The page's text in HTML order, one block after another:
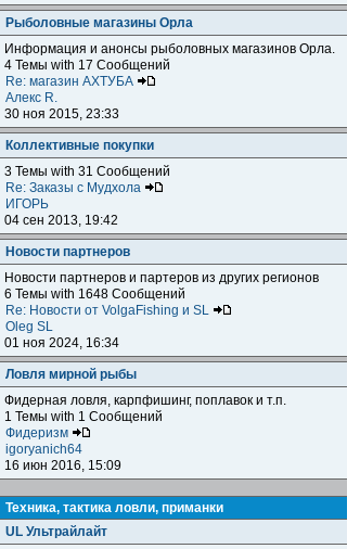
Рыболовные магазины Орла
Информация и анонсы рыболовных магазинов Орла.
4 Темы with 17 Сообщений
Re: магазин АХТУБА
Алекс R.
30 ноя 2015, 23:33
Коллективные покупки
3 Темы with 31 Сообщений
Re: Заказы с Мудхола
ИГОРЬ
04 сен 2013, 19:42
Новости партнеров
Новости партнеров и партеров из других регионов
6 Темы with 1648 Сообщений
Re: Новости от VolgaFishing и SL
Oleg SL
01 ноя 2024, 16:34
Ловля мирной рыбы
Фидерная ловля, карпфишинг, поплавок и т.п.
1 Темы with 1 Сообщений
Фидеризм
igoryanich64
16 июн 2016, 15:09
Техника, тактика ловли, приманки
UL Ультрайлайт